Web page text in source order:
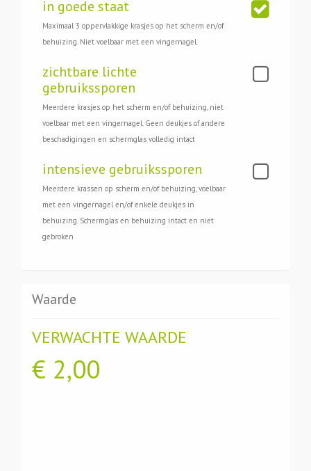
in goede staat
Maximaal 3 oppervlakkige krasjes op het scherm en/of
behuizing. Niet voelbaar met een vingernagel.
zichtbare lichte
gebruikssporen
Meerdere krasjes op het scherm en/of behuizing, niet
voelbaar met een vingernagel. Geen deukjes of andere
beschadigingen en schermglas volledig intact
intensieve gebruikssporen
Meerdere krassen op scherm en/of behuizing, voelbaar
met een vingernagel en/of enkele deukjes in
behuizing. Schermglas en behuizing intact en niet
gebroken
Waarde
VERWACHTE WAARDE
€ 2,00